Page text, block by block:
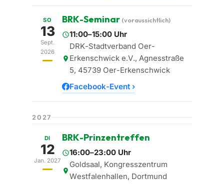
SO
13
Sept.
2026
BRK-Seminar (voraussichtlich)
11:00–15:00 Uhr
DRK-Stadtverband Oer-
Erkenschwick e.V., Agnesstraße
5, 45739 Oer-Erkenschwick
Facebook-Event ›
2027
DI
12
Jan. 2027
BRK-Prinzentreffen
16:00–23:00 Uhr
Goldsaal, Kongresszentrum
Westfalenhallen, Dortmund